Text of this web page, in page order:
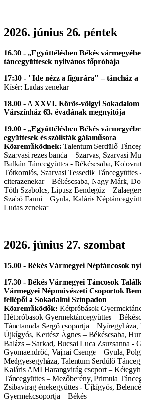
2026. június 26. péntek
16.30 - „Együttélésben Békés
táncegyüttesek nyilvános főpróbája
17:30 - "Ide nézz a figurára" – táncház
Kísér: Ludas zenekar
18.00 - A XXVI. Körös-völgyi Sokadalom
Várszínház 63. évadának megnyitója
19.00 - „Együttélésben Békés
együttesek és szólisták gálaműsora
Közreműködnek: Talentum Serdülő
Szarvasi rezes banda – Szarvas, Szarvasi
Balkán Táncegyüttes - Békéscsaba,
Tótkomlós, Szarvasi Tessedik Táncegyüttes
citerazenekar – Békéscsaba, Nagy Márk,
Tóth Szabolcs, Lipusz Bendegúz –
Szabó Fanni – Gyula, Kaláris
Ludas zenekar
2026. június 27. szombat
15.00 - Békés Vármegyei Néptáncosok
17.30 - Békés Vármegyei Táncosok
Vármegyei Népművészeti Csoportok
fellépői a Sokadalmi Színpadon
Közreműködők: Kétpróbások
Hétpróbások Gyermektáncegyüttes –
Tánctanoda Sergő csoportja – Nyíregyháza,
Újkígyós, Kertész Ágnes – Békéscsaba,
Balázs – Sarkad, Bucsai Luca Zsuzsanna -
Gyomaendrőd, Vajnai Csenge – Gyula,
Medgyesegyháza, Talentum Serdülő
Kaláris AMI Harangvirág csoport –
Táncegyüttes – Mezőberény, Primula
Zsibavirág énekegyüttes - Újkígyós,
Gyermekcsoportja – Békés